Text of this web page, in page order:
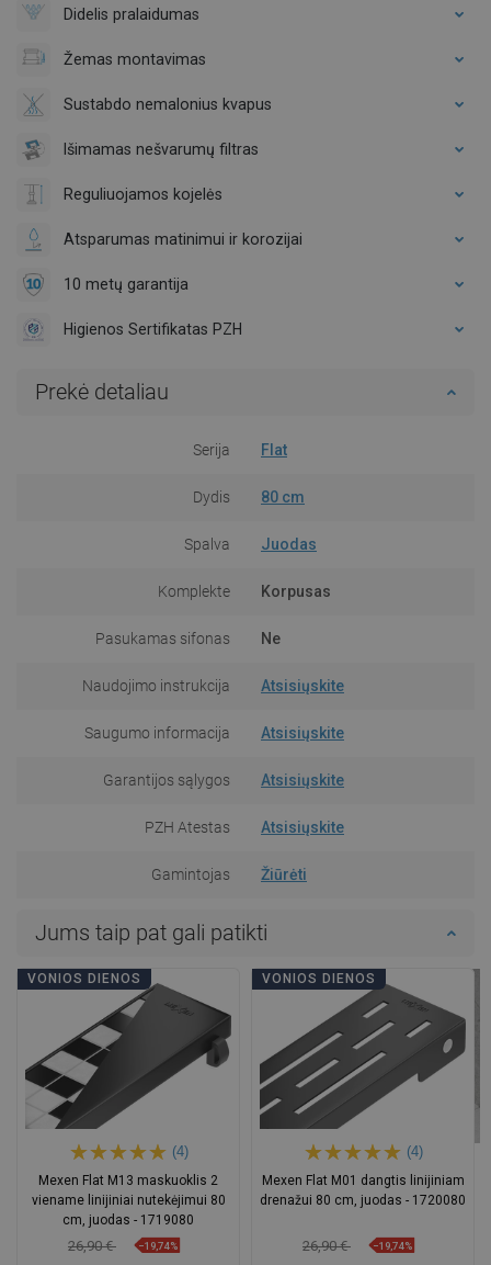
Didelis pralaidumas
Žemas montavimas
Sustabdo nemalonius kvapus
Išimamas nešvarumų filtras
Reguliuojamos kojelės
Atsparumas matinimui ir korozijai
10 metų garantija
Higienos Sertifikatas PZH
Prekė detaliau
Serija Flat
Dydis 80 cm
Spalva Juodas
Komplekte Korpusas
Pasukamas sifonas Ne
Naudojimo instrukcija Atsisiųskite
Saugumo informacija Atsisiųskite
Garantijos sąlygos Atsisiųskite
PZH Atestas Atsisiųskite
Gamintojas Žiūrėti
Jums taip pat gali patikti
VONIOS DIENOS
(4)
Mexen Flat M13 maskuoklis 2
viename linijiniai nutekėjimui 80
cm, juodas - 1719080
26,90 € −19,74%
VONIOS DIENOS
(4)
Mexen Flat M01 dangtis linijiniam
drenažui 80 cm, juodas - 1720080
26,90 € −19,74%